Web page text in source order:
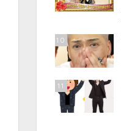
10
11